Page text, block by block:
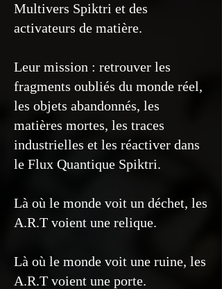
Multivers Spiktri et des
activateurs de matière.
Leur mission : retrouver les
fragments oubliés du monde réel,
les objets abandonnés, les
matières mortes, les traces
industrielles et les réactiver dans
le Flux Quantique Spiktri.
Là où le monde voit un déchet, les
A.R.T voient une relique.
Là où le monde voit une ruine, les
A.R.T voient une porte.